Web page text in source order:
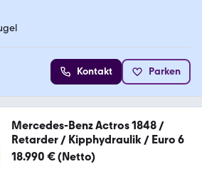
Kontakt Parken
Mercedes-Benz Actros 1848 /
Retarder / Kipphydraulik / Euro 6
18.990 € (Netto)